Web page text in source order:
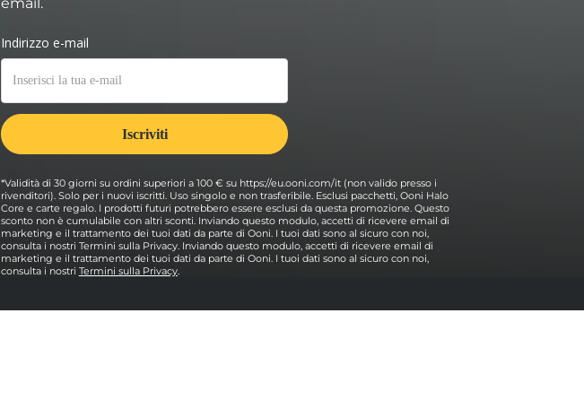
email.
*Validità di 30 giorni su ordini superiori a 100 € su https://eu.ooni.com/it (non valido presso i
rivenditori). Solo per i nuovi iscritti. Uso singolo e non trasferibile. Esclusi pacchetti, Ooni Halo
Core e carte regalo. I prodotti futuri potrebbero essere esclusi da questa promozione. Questo
sconto non è cumulabile con altri sconti. Inviando questo modulo, accetti di ricevere email di
marketing e il trattamento dei tuoi dati da parte di Ooni. I tuoi dati sono al sicuro con noi,
consulta i nostri Termini sulla Privacy. Inviando questo modulo, accetti di ricevere email di
marketing e il trattamento dei tuoi dati da parte di Ooni. I tuoi dati sono al sicuro con noi,
consulta i nostri Termini sulla Privacy.